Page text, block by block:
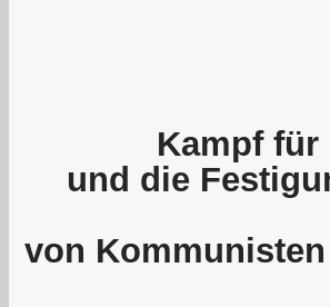
Kampf für
und die
von